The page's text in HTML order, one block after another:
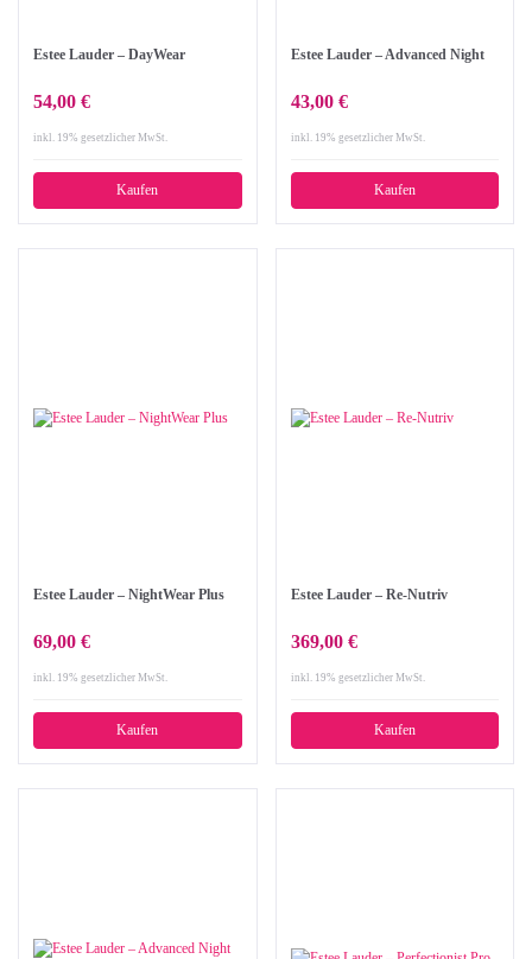
Estee Lauder – DayWear
54,00 €
inkl. 19% gesetzlicher MwSt.
Kaufen
Estee Lauder – Advanced Night
43,00 €
inkl. 19% gesetzlicher MwSt.
Kaufen
Estee Lauder – NightWear Plus
69,00 €
inkl. 19% gesetzlicher MwSt.
Kaufen
Estee Lauder – Re-Nutriv
369,00 €
inkl. 19% gesetzlicher MwSt.
Kaufen